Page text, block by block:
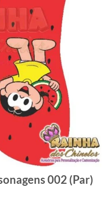
002 (Par)